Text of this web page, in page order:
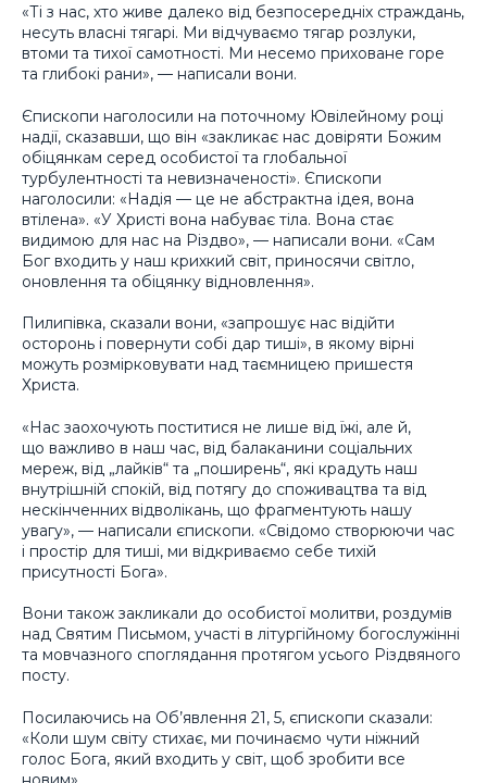
«Ті з нас, хто живе далеко від безпосередніх страждань,
несуть власні тягарі. Ми відчуваємо тягар розлуки,
втоми та тихої самотності. Ми несемо приховане горе
та глибокі рани», — написали вони.
Єпископи наголосили на поточному Ювілейному році
надії, сказавши, що він «закликає нас довіряти Божим
обіцянкам серед особистої та глобальної
турбулентності та невизначеності». Єпископи
наголосили: «Надія — це не абстрактна ідея, вона
втілена». «У Христі вона набуває тіла. Вона стає
видимою для нас на Різдво», — написали вони. «Сам
Бог входить у наш крихкий світ, приносячи світло,
оновлення та обіцянку відновлення».
Пилипівка, сказали вони, «запрошує нас відійти
осторонь і повернути собі дар тиші», в якому вірні
можуть розмірковувати над таємницею пришестя
Христа.
«Нас заохочують поститися не лише від їжі, але й,
що важливо в наш час, від балаканини соціальних
мереж, від „лайків“ та „поширень“, які крадуть наш
внутрішній спокій, від потягу до споживацтва та від
нескінченних відволікань, що фрагментують нашу
увагу», — написали єпископи. «Свідомо створюючи час
і простір для тиші, ми відкриваємо себе тихій
присутності Бога».
Вони також закликали до особистої молитви, роздумів
над Святим Письмом, участі в літургійному богослужінні
та мовчазного споглядання протягом усього Різдвяного
посту.
Посилаючись на Об’явлення 21, 5, єпископи сказали:
«Коли шум світу стихає, ми починаємо чути ніжний
голос Бога, який входить у світ, щоб зробити все